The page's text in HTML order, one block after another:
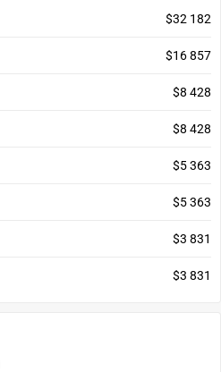
$32 182
$16 857
$8 428
$8 428
$5 363
$5 363
$3 831
$3 831